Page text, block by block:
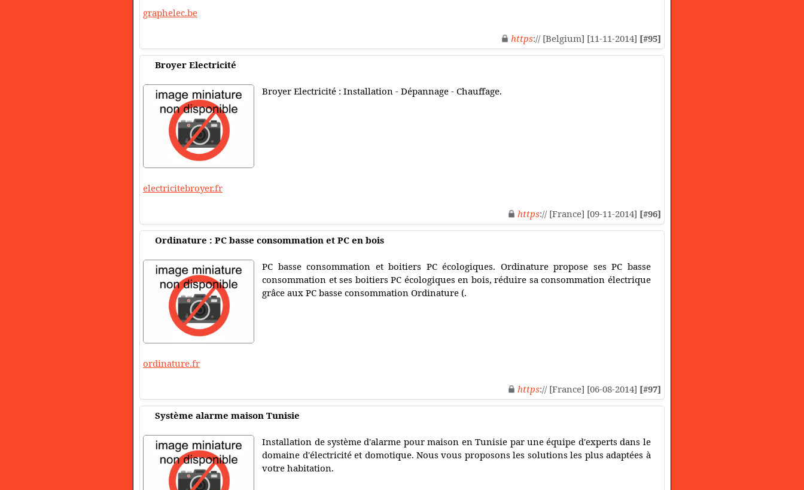
graphelec.be
https:// [Belgium] [11-11-2014] [#95]
Broyer Electricité
Broyer Electricité : Installation - Dépannage - Chauffage.
electricitebroyer.fr
https:// [France] [09-11-2014] [#96]
Ordinature : PC basse consommation et PC en bois
PC basse consommation et boitiers PC écologiques. Ordinature propose ses PC basse
consommation et ses boitiers PC écologiques en bois, réduire sa consommation électrique
grâce aux PC basse consommation Ordinature (.
ordinature.fr
https:// [France] [06-08-2014] [#97]
Système alarme maison Tunisie
Installation de système d'alarme pour maison en Tunisie par une équipe d'experts dans le
domaine d'électricité et domotique. Nous vous proposons les solutions les plus adaptées à
votre habitation.